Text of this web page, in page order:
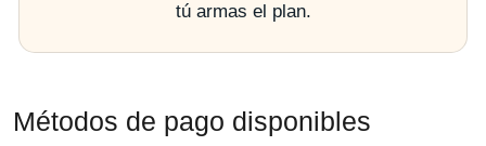
tú armas el plan.
Métodos de pago disponibles